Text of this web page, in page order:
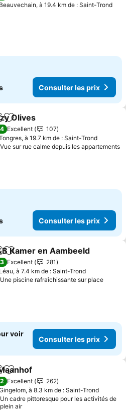
Beauvechain, à 19.4 km de : Saint-Trond
Consulter les prix
Ajouter à mes favoris
Olives
Excellent
107
à 19.7 km de : Saint-Trond
Vue sur rue calme depuis les appartements
Consulter les prix
Ajouter à mes favoris
Kamer en Aambeeld
Excellent
281
Léau, à 7.4 km de : Saint-Trond
Une piscine rafraîchissante sur place
voir
Consulter les prix
Ajouter à mes favoris
Excellent
262
à 8.3 km de : Saint-Trond
Un cadre pittoresque pour les activités de
plein air